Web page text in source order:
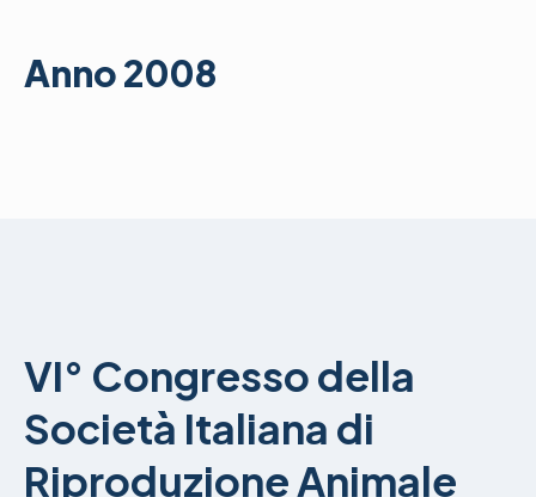
Anno 2008
VI° Congresso della
Società Italiana di
Riproduzione Animale